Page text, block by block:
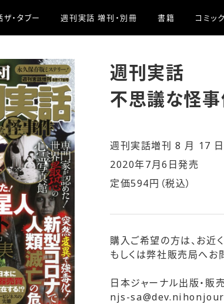
・タブー 週刊実話 増刊・別冊 書籍 コミック
週刊実話
不思議な怪
週刊実話増刊 8 月 17
2020年7月6日発売
定価594円（税込）
購入ご希望の方は、お近
もしくは弊社販売局へお
日本ジャーナル出版・販
njs-